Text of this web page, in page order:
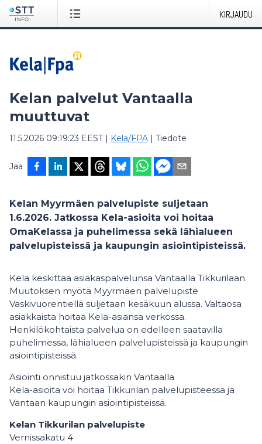
KIRJAUDU
Kelan palvelut Vantaalla
muuttuvat
11.5.2026 09:19:23 EEST| Kela/FPA | Tiedote
Jaa
Kelan Myyrmäen palvelupiste suljetaan
1.6.2026. Jatkossa Kela-asioita voi hoitaa
OmaKelassa ja puhelimessa sekä lähialueen
palvelupisteissä ja kaupungin asiointipisteissä.
Kela keskittää asiakaspalvelunsa Vantaalla Tikkurilaan.
Muutoksen myötä Myyrmäen palvelupiste
Vaskivuorentiellä suljetaan kesäkuun alussa. Valtaosa
asiakkaista hoitaa Kela-asiansa verkossa.
Henkilökohtaista palvelua on edelleen saatavilla
puhelimessa, lähialueen palvelupisteissä ja kaupungin
asiointipisteissä.
Asiointi onnistuu jatkossakin Vantaalla
Kela-asioita voi hoitaa Tikkurilan palvelupisteessä ja
Vantaan kaupungin asiointipisteissä.
Kelan Tikkurilan palvelupiste
Vernissakatu 4